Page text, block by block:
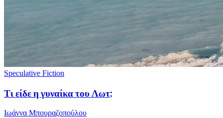
Speculative Fiction
Τι είδε η γυναίκα του Λωτ;
Ιωάννα Μπουραζοπούλου